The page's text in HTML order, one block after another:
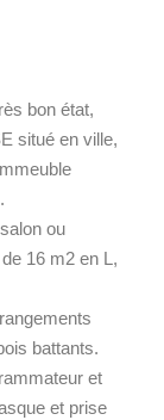
bon état,
situé en ville,
ou
16 m2 en L,
battants.
et
et prise